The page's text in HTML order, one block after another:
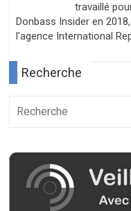
travaillé
Donbass Insider en
l’agence International
Recherche